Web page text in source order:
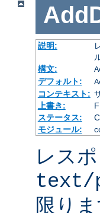
説明:
構文:
デフォルト:
コンテキスト:
上書き:
ステータス:
モジュール:
レス
text/
限り